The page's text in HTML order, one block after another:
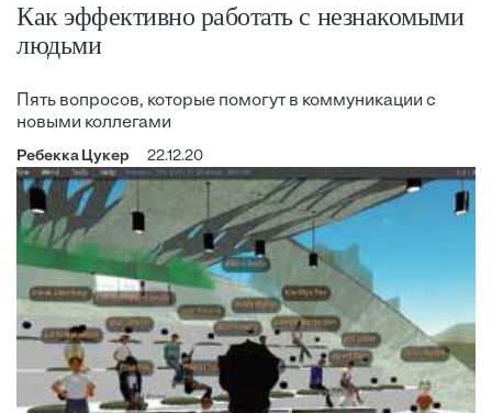
Как эффективно работать с незнакомыми
людьми
Пять вопросов, которые помогут в коммуникации с
новыми коллегами
Ребекка Цукер 22.12.20